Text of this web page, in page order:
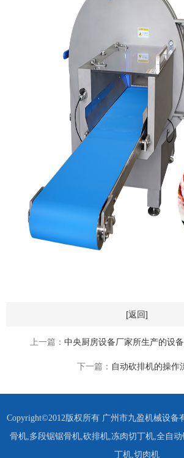
[返回]
上一篇： 中央厨房设备厂家所生产的设
下一篇： 自动砍排机的操作
Copyright©2012版权所有 广州市九盈机械设备
骨机 多段锯锯骨机 砍排机 冻肉切丁机 全自
丁机 切肉机